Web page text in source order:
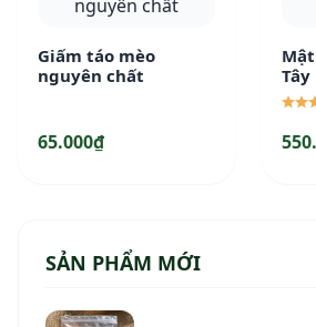
Giấm táo mèo
nguyên chất
65.000₫
Tây
SẢN PHẨM MỚI